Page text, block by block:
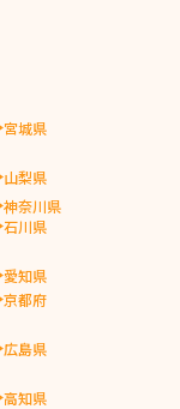
宮城県
山梨県
神奈川県
石川県
愛知県
京都府
広島県
高知県